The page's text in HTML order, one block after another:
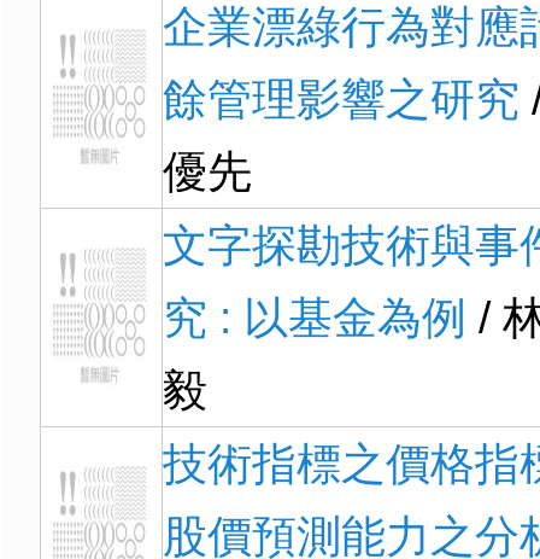
企業漂綠行為對應
餘管理影響之研究
優先
文字探勘技術與事
究 : 以基金為例 /
毅
技術指標之價格指
股價預測能力之分